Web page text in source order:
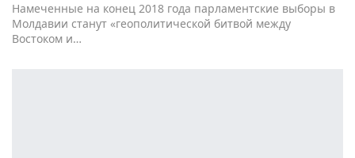
Намеченные на конец 2018 года парламентские выборы в
Молдавии станут «геополитической битвой между
Востоком и…